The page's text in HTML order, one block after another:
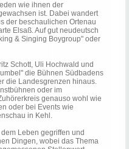
wie ihnen der
ist. Dabei wandert
der beschaulichen Ortenau
Elsaß. Auf gut neudeutsch
& Singing Boygroup" oder
Schott, Uli Hochwald und
die Bühnen Südbadens
die Landesgrenzen hinaus.
oder im
genauso wohl wie
oder bei Events wie
in Kehl.
Leben gegriffen und
Dingen, wobei das Thema